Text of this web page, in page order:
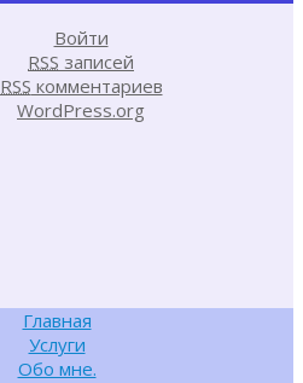
Войти
RSS записей
RSS комментариев
WordPress.org
Главная
Услуги
Обо мне.